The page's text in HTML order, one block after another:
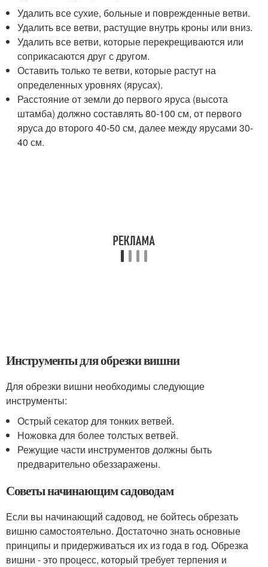
Удалить все сухие, больные и поврежденные ветви.
Удалить все ветви, растущие внутрь кроны или вниз.
Удалить все ветви, которые перекрещиваются или
соприкасаются друг с другом.
Оставить только те ветви, которые растут на
определенных уровнях (ярусах).
Расстояние от земли до первого яруса (высота
штамба) должно составлять 80-100 см, от первого
яруса до второго 40-50 см, далее между ярусами 30-
40 см.
Инструменты для обрезки вишни
Для обрезки вишни необходимы следующие
инструменты:
Острый секатор для тонких ветвей.
Ножовка для более толстых ветвей.
Режущие части инструментов должны быть
предварительно обеззаражены.
Советы начинающим садоводам
Если вы начинающий садовод, не бойтесь обрезать
вишню самостоятельно. Достаточно знать основные
принципы и придерживаться их из года в год. Обрезка
вишни - это процесс, который требует терпения и